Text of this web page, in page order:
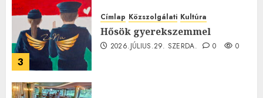
3
Címlap Közszolgálati Kultúra
Hősök gyerekszemmel
2026.JÚLIUS.29. SZERDA. 0 0